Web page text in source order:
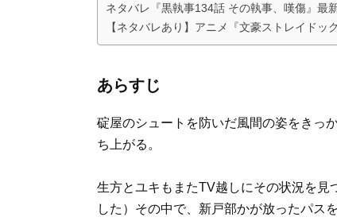
ネタバレ『黒執事134話 その執事、嘆傷』最
【ネタバレあり】アニメ『文豪ストレイド
あらすじ
碇屋のシュートを防いだ風間の姿をきっ
ち上がる。
生方とユキもまたTV越しにその状況を見
した）その中で、新戸部かが放ったパス